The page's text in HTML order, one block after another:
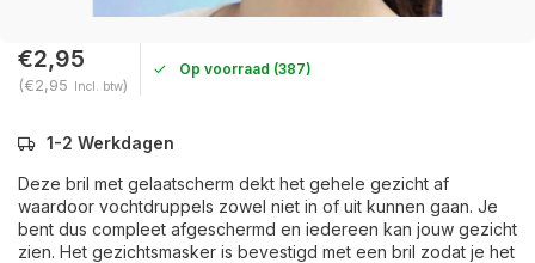
€2,95
(€2,95 Incl. btw)
Op voorraad (387)
1-2 Werkdagen
Deze bril met gelaatscherm dekt het gehele gezicht af
waardoor vochtdruppels zowel niet in of uit kunnen gaan. Je
bent dus compleet afgeschermd en iedereen kan jouw gezicht
zien. Het gezichtsmasker is bevestigd met een bril zodat je het